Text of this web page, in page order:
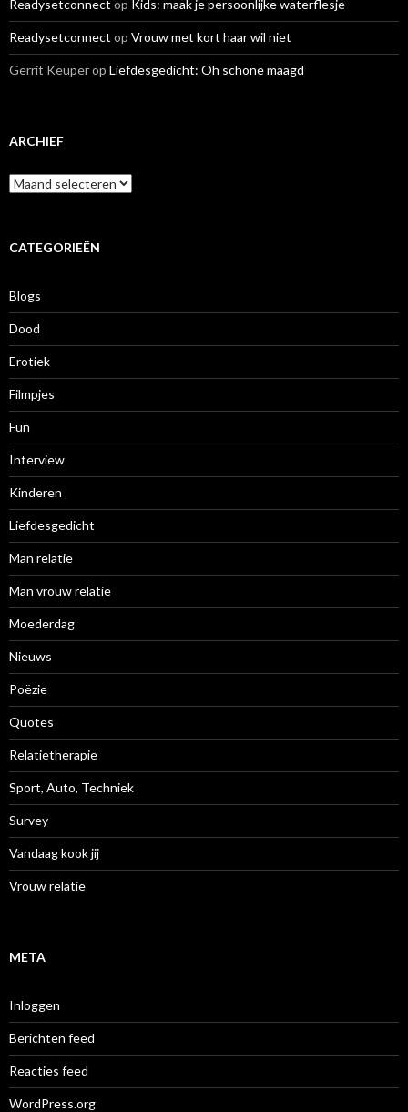
Readysetconnect op Kids: maak je persoonlijke waterflesje
Readysetconnect op Vrouw met kort haar wil niet
Gerrit Keuperop Liefdesgedicht: Oh schone maagd
ARCHIEF
A
r
iCATEGORIEËN
Blogs
Dood
Erotiek
Filmpjes
Fun
Interview
Kinderen
Liefdesgedicht
Man relatie
Man vrouw relatie
Moederdag
Nieuws
Poëzie
Quotes
Relatietherapie
Sport, Auto, Techniek
Survey
Vandaag kook jij
Vrouw relatie
META
Inloggen
Berichten feed
Reacties feed
WordPress.org